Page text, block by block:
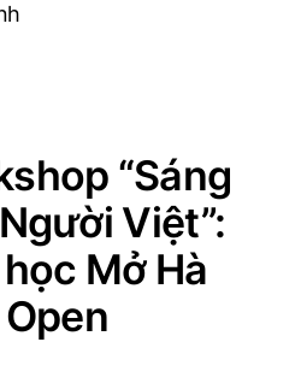
“Sáng
Việt”:
Mở Hà